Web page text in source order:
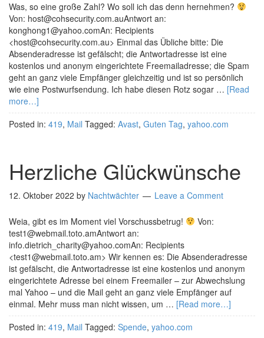
Was, so eine große Zahl? Wo soll ich das denn hernehmen?
Von: host@cohsecurity.com.auAntwort an:
konghong1@yahoo.comAn: Recipients
<host@cohsecurity.com.au> Einmal das Übliche bitte: Die
Absenderadresse ist gefälscht; die Antwortadresse ist eine
kostenlos und anonym eingerichtete Freemailadresse; die Spam
geht an ganz viele Empfänger gleichzeitig und ist so persönlich
wie eine Postwurfsendung. Ich habe diesen Rotz sogar … [Read
more…]
Posted in: 419, Mail Tagged: Avast, Guten Tag, yahoo.com
Herzliche Glückwünsche
12. Oktober 2022 by Nachtwächter Leave a Comment
Weia, gibt es im Moment viel Vorschussbetrug!
Von:
test1@webmail.toto.amAntwort an:
info.dietrich_charity@yahoo.comAn: Recipients
<test1@webmail.toto.am> Wir kennen es: Die Absenderadresse
ist gefälscht, die Antwortadresse ist eine kostenlos und anonym
eingerichtete Adresse bei einem Freemailer – zur Abwechslung
mal Yahoo – und die Mail geht an ganz viele Empfänger auf
einmal. Mehr muss man nicht wissen, um … [Read more…]
Posted in: 419, Mail Tagged: Spende, yahoo.com